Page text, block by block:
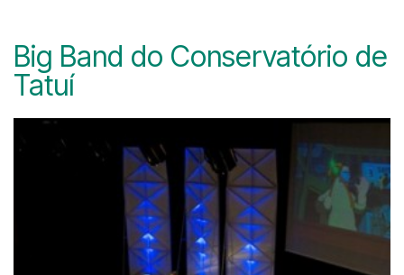
Big Band do Conservatório de
Tatuí